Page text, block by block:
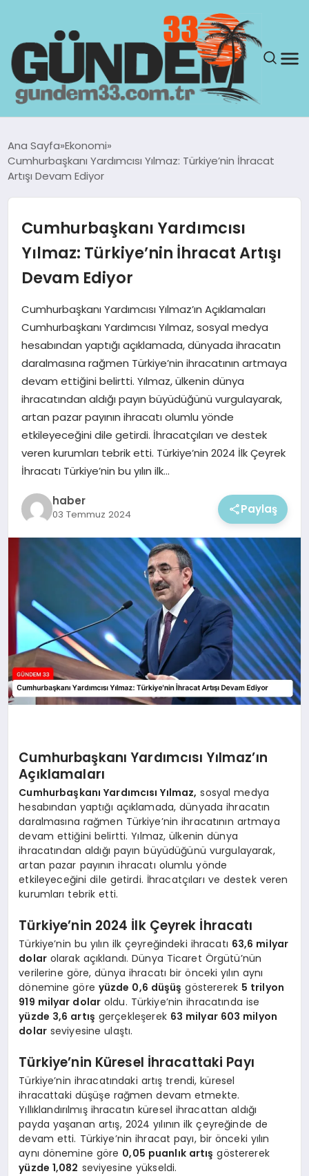
GÜNDEM
TEKNOLOJI
EKONOMI
MAGAZIN
Ana Sayfa Ekonomi
Cumhurbaşkanı Yardımcısı Yılmaz: Türkiye’nin İhracat
Artışı Devam Ediyor
Cumhurbaşkanı Yardımcısı
Yılmaz: Türkiye’nin İhracat Artışı
Devam Ediyor
Cumhurbaşkanı Yardımcısı Yılmaz’ın Açıklamaları
Cumhurbaşkanı Yardımcısı Yılmaz, sosyal medya
hesabından yaptığı açıklamada, dünyada ihracatın
daralmasına rağmen Türkiye’nin ihracatının artmaya
devam ettiğini belirtti. Yılmaz, ülkenin dünya
ihracatından aldığı payın büyüdüğünü vurgulayarak,
artan pazar payının ihracatı olumlu yönde
etkileyeceğini dile getirdi. İhracatçıları ve destek
veren kurumları tebrik etti. Türkiye’nin 2024 İlk Çeyrek
İhracatı Türkiye’nin bu yılın ilk…
haber
03 Temmuz 2024 Paylaş
Cumhurbaşkanı Yardımcısı Yılmaz’ın
Açıklamaları
Cumhurbaşkanı Yardımcısı Yılmaz, sosyal medya
hesabından yaptığı açıklamada, dünyada ihracatın
daralmasına rağmen Türkiye’nin ihracatının artmaya
devam ettiğini belirtti. Yılmaz, ülkenin dünya
ihracatından aldığı payın büyüdüğünü vurgulayarak,
artan pazar payının ihracatı olumlu yönde
etkileyeceğini dile getirdi. İhracatçıları ve destek veren
kurumları tebrik etti.
Türkiye’nin 2024 İlk Çeyrek İhracatı
Türkiye’nin bu yılın ilk çeyreğindeki ihracatı 63,6 milyar
dolarolarak açıklandı. Dünya Ticaret Örgütü’nün
verilerine göre, dünya ihracatı bir önceki yılın aynı
dönemine göre yüzde 0,6 düşüş göstererek 5 trilyon
919 milyar dolar oldu. Türkiye’nin ihracatında ise
yüzde 3,6 artış gerçekleşerek 63 milyar 603 milyon
dolarseviyesine ulaştı.
Türkiye’nin Küresel İhracattaki Payı
Türkiye’nin ihracatındaki artış trendi, küresel
ihracattaki düşüşe rağmen devam etmekte.
Yıllıklandırılmış ihracatın küresel ihracattan aldığı
payda yaşanan artış, 2024 yılının ilk çeyreğinde de
devam etti. Türkiye’nin ihracat payı, bir önceki yılın
aynı dönemine göre 0,05 puanlık artış göstererek
yüzde 1,082 seviyesine yükseldi.